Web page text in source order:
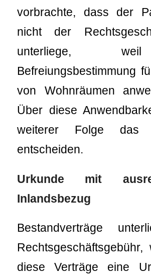
vorbrachte, dass der
nicht der
unterliege,
Befreiungsbestimmung
von Wohnräumen
Über diese
weiterer Folge
entscheiden.
Urkunde mit
Inlandsbezug
Bestandverträge
diese Verträge eine